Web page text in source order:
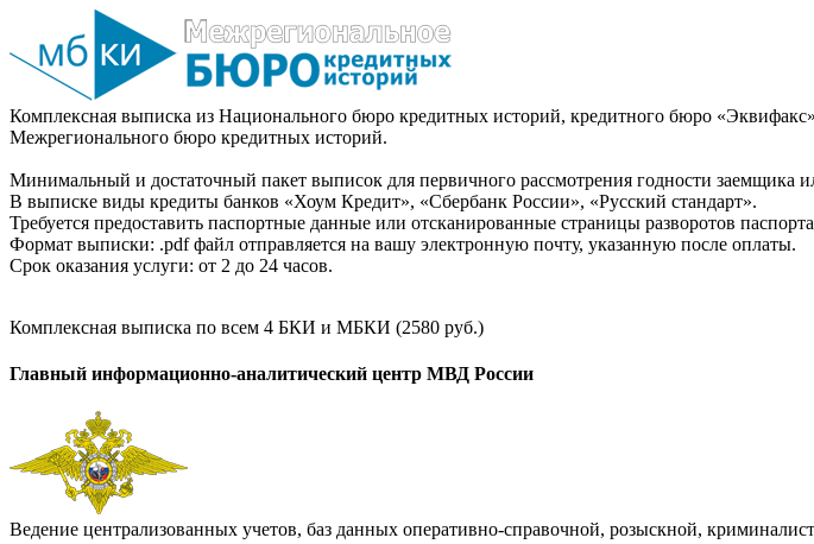
Комплексная выписка из Национального бюро кредитных историй, кредитного бюро
Межрегионального бюро кредитных историй.
Минимальный и достаточный пакет выписок для первичного рассмотрения годности заемщика
В выписке виды кредиты банков «Хоум Кредит», «Сбербанк России», «Русский стандарт».
Требуется предоставить паспортные данные или отсканированные страницы разворотов
Формат выписки: .pdf файл отправляется на вашу электронную почту, указанную после оплаты.
Срок оказания услуги: от 2 до 24 часов.
Комплексная выписка по всем 4 БКИ и МБКИ (2580 руб.)
Главный информационно-аналитический центр МВД России
Ведение централизованных учетов, баз данных оперативно-справочной, розыскной,